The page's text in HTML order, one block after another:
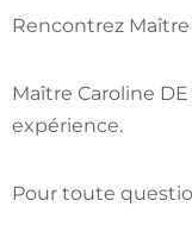
Rencontrez
Maître Caroline
expérience.
Pour toute